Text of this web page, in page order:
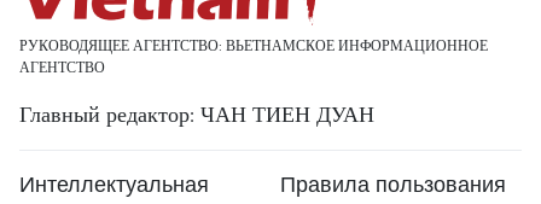
РУКОВОДЯЩЕЕ АГЕНТСТВО: ВЬЕТНАМСКОЕ ИНФОРМАЦИОННОЕ
АГЕНТСТВО
Главный редактор: ЧАН ТИЕН ДУАН
Интеллектуальная
Правила пользования